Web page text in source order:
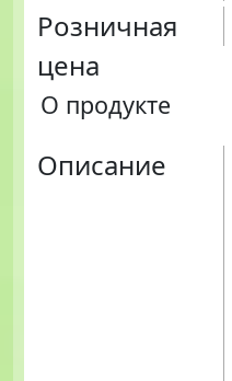
Розничная
цена
О продукте
Описание